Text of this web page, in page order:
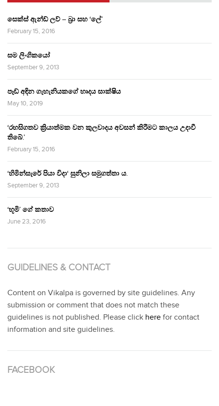
සෙක්ස් ඇන්ඩ් ලව් – බ්‍රා සහ ‘ලේ’
February 15, 2016
සම ලිංගිකයෝ
September 9, 2013
පෑඩ් අඳින ගැහැනියකගේ හෘදය සාක්ෂිය
May 10, 2019
‘රහසිගතව ක්‍රියාත්මක වන කුලවාදය අවසන් කිරීමට කාලය උදාවී
තිබේ.’
February 15, 2016
‘හිමින්සැරේ පියා විදා‘ සුනිලා සමුගත්තා ය.
September 9, 2013
‘භූමි’ ගේ කතාව
June 23, 2016
GUIDELINES & CONTACT
Content on Vikalpa is governed by site guidelines. Any
submission or comment that does not match these
guidelines is not published. Please click here for contact
information and site guidelines.
FACEBOOK